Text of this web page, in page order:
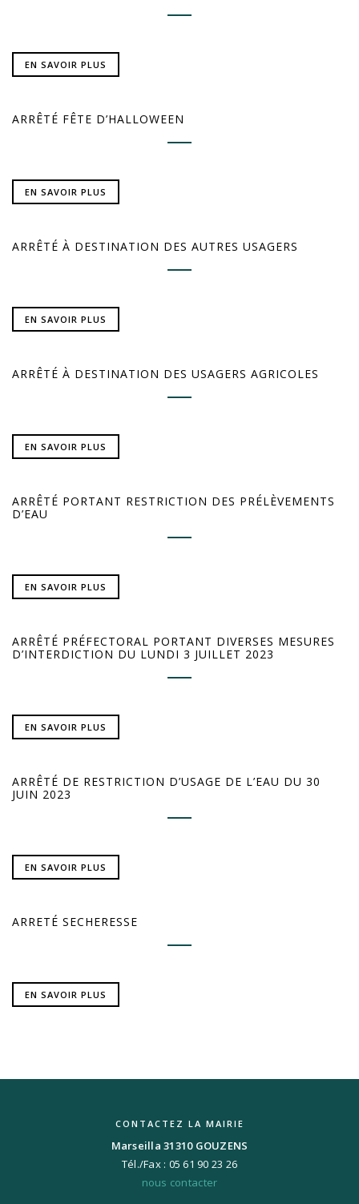
EN SAVOIR PLUS
ARRÊTÉ FÊTE D’HALLOWEEN
EN SAVOIR PLUS
ARRÊTÉ À DESTINATION DES AUTRES USAGERS
EN SAVOIR PLUS
ARRÊTÉ À DESTINATION DES USAGERS AGRICOLES
EN SAVOIR PLUS
ARRÊTÉ PORTANT RESTRICTION DES PRÉLÈVEMENTS
D’EAU
EN SAVOIR PLUS
ARRÊTÉ PRÉFECTORAL PORTANT DIVERSES MESURES
D’INTERDICTION DU LUNDI 3 JUILLET 2023
EN SAVOIR PLUS
ARRÊTÉ DE RESTRICTION D’USAGE DE L’EAU DU 30
JUIN 2023
EN SAVOIR PLUS
ARRETÉ SECHERESSE
EN SAVOIR PLUS
CONTACTEZ LA MAIRIE
Marseilla 31310 GOUZENS
Tél./Fax : 05 61 90 23 26
nous contacter